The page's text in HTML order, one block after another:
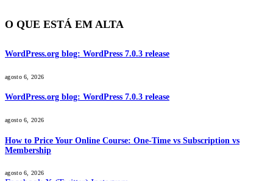
O QUE ESTÁ EM ALTA
WordPress.org blog: WordPress 7.0.3 release
agosto 6, 2026
WordPress.org blog: WordPress 7.0.3 release
agosto 6, 2026
How to Price Your Online Course: One-Time vs Subscription vs
Membership
agosto 6, 2026